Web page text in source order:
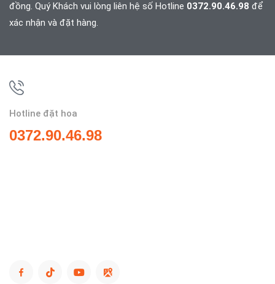
đồng. Quý Khách vui lòng liên hệ số Hotline 0372.90.46.98 để
xác nhận và đặt hàng.
Hotline đặt hoa
0372.90.46.98